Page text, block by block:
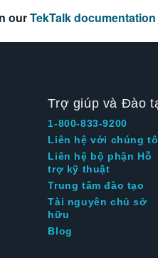
ourTekTalk
Trợ giúp và Đào
1-800-833-9200
Liên hệ với chúng
Liên hệ bộ phận Hỗ
trợ kỹ thuật
Trung tâm đào tạo
Tài nguyên chủ sở
hữu
Blog